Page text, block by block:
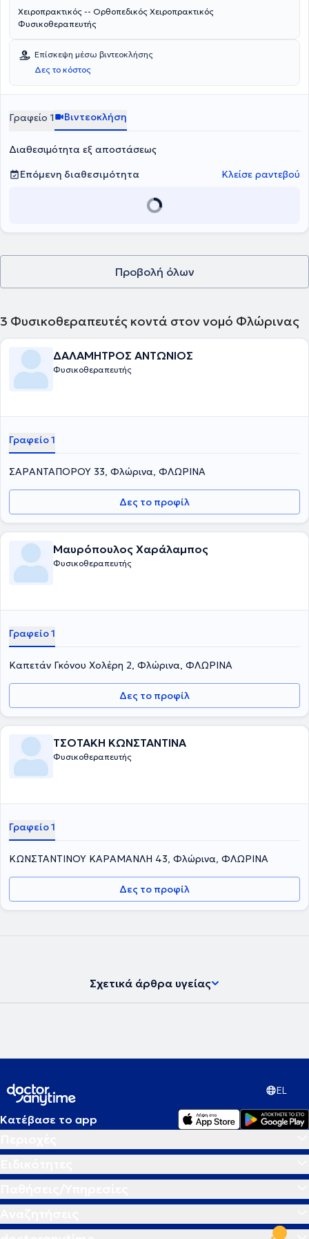
συνέδριο υπό την αιγίδα της FIFA στο Λονδίνο και στο Μιλάνο και
ήταν ομιλητής στην επιστημονική Ημερίδα Ελληνικού Ινστιτούτου
Ποδοκνημική άρθρωση".
Χειροπρακτικός -- Ορθοπεδικός Χειροπρακτικός
Φυσικοθεραπευτής
Επίσκεψη μέσω βιντεοκλήσης
Δες το κόστος
Γραφείο 1 Βιντεοκλήση
Διαθεσιμότητα εξ αποστάσεως
Επόμενη διαθεσιμότητα
Κλείσε ραντεβού
Προβολή όλων
3 Φυσικοθεραπευτές κοντά στον νομό Φλώρινας
ΔΑΛΑΜΗΤΡΟΣ ΑΝΤΩΝΙΟΣ
Φυσικοθεραπευτής
Γραφείο 1
ΣΑΡΑΝΤΑΠΟΡΟΥ 33, Φλώρινα, ΦΛΩΡΙΝΑ
Δες το προφίλ
Μαυρόπουλος Χαράλαμπος
Φυσικοθεραπευτής
Γραφείο 1
Καπετάν Γκόνου Χολέρη 2, Φλώρινα, ΦΛΩΡΙΝΑ
Δες το προφίλ
ΤΣΟΤΑΚΗ ΚΩΝΣΤΑΝΤΙΝΑ
Φυσικοθεραπευτής
Γραφείο 1
ΚΩΝΣΤΑΝΤΙΝΟΥ ΚΑΡΑΜΑΝΛΗ 43, Φλώρινα, ΦΛΩΡΙΝΑ
Δες το προφίλ
Σχετικά άρθρα υγείας
EL
Κατέβασε το app